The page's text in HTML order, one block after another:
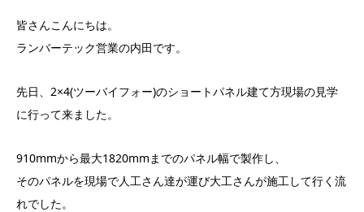
皆さんこんにちは。
ランバーテック営業の内田です。
先日、2×4(ツーバイフォー)のショートパネル建て方現場の見学
に行って来ました。
910mmから最大1820mmまでのパネル幅で製作し、
そのパネルを現場で人工さん達が運び大工さんが施工して行く流
れでした。